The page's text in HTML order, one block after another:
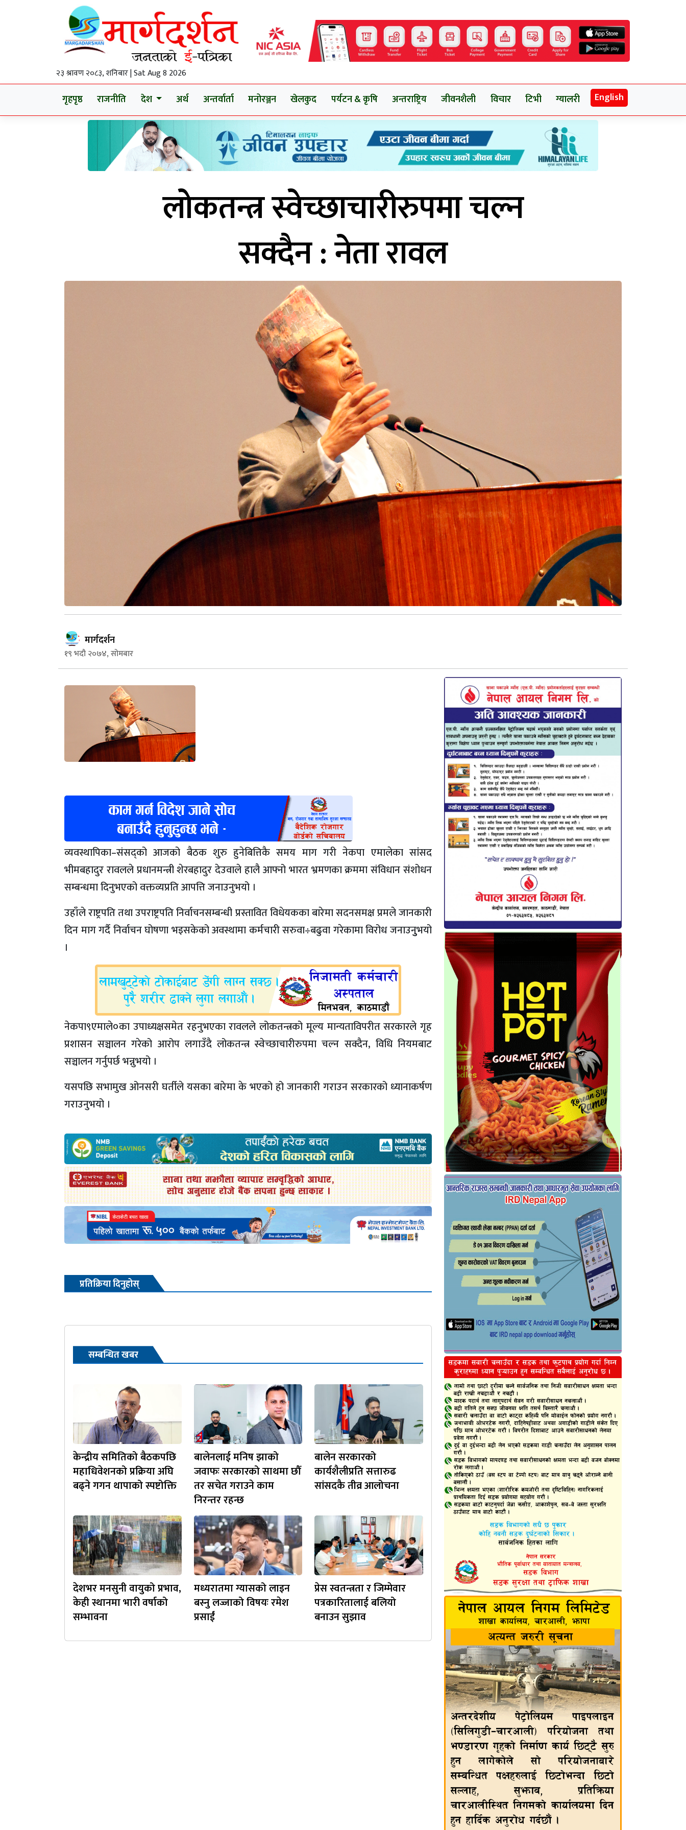
२३ श्रावण २०८३, शनिबार | Sat Aug 8 2026
गृहपृष्ठ राजनीति देश अर्थ अन्तर्वार्ता मनोरञ्जन खेलकुद पर्यटन & कृषि अन्तराष्ट्रिय जीवनशैली विचार टिभी ग्यालरी English
लोकतन्त्र स्वेच्छाचारीरुपमा चल्न
सक्दैन : नेता रावल
मार्गदर्शन
१९ भदौ २०७४, सोमबार
व्यवस्थापिका–संसद्को आजको बैठक शुरु हुनेबित्तिकै समय माग गरी नेकपा एमालेका सांसद
भीमबहादुर रावलले प्रधानमन्त्री शेरबहादुर देउवाले हालै आफ्नो भारत भ्रमणका क्रममा संविधान संशोधन
सम्बन्धमा दिनुभएको वक्तव्यप्रति आपत्ति जनाउनुभयो ।
उहाँले राष्ट्रपति तथा उपराष्ट्रपति निर्वाचनसम्बन्धी प्रस्तावित विधेयकका बारेमा सदनसमक्ष प्रमले जानकारी
दिन माग गर्दै निर्वाचन घोषणा भइसकेको अवस्थामा कर्मचारी सरुवा÷बढुवा गरेकामा विरोध जनाउनुुभयो
।
नेकपा९एमाले०का उपाध्यक्षसमेत रहनुभएका रावलले लोकतन्त्रको मूल्य मान्यताविपरीत सरकारले गृह
प्रशासन सञ्चालन गरेको आरोप लगाउँदै लोकतन्त्र स्वेच्छाचारीरुपमा चल्न सक्दैन, विधि नियमबाट
सञ्चालन गर्नुपर्छ भन्नुभयो ।
यसपछि सभामुख ओनसरी घर्तीले यसका बारेमा के भएको हो जानकारी गराउन सरकारको ध्यानाकर्षण
गराउनुभयो ।
प्रतिक्रिया दिनुहोस्
सम्बन्धित खबर
केन्द्रीय समितिको बैठकपछि
महाधिवेशनको प्रक्रिया अघि
बढ्ने गगन थापाको स्पष्टोक्ति
बालेनलाई मनिष झाको
जवाफः सरकारको साथमा छौँ
तर सचेत गराउने काम
निरन्तर रहन्छ
बालेन सरकारको
कार्यशैलीप्रति सत्तारुढ
सांसदकै तीव्र आलोचना
देशभर मनसुनी वायुको प्रभाव,
केही स्थानमा भारी वर्षाको
सम्भावना
मध्यरातमा ग्यासको लाइन
बस्नु लज्जाको विषयः रमेश
प्रसाईं
प्रेस स्वतन्त्रता र जिम्मेवार
पत्रकारितालाई बलियो
बनाउन सुझाव